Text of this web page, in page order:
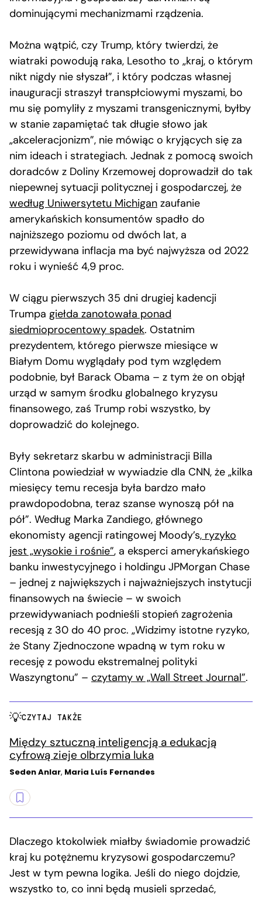
dominującymi mechanizmami rządzenia.
Można wątpić, czy Trump, który twierdzi, że
wiatraki powodują raka, Lesotho to „kraj, o którym
nikt nigdy nie słyszał”, i który podczas własnej
inauguracji straszył transpłciowymi myszami, bo
mu się pomyliły z myszami transgenicznymi, byłby
w stanie zapamiętać tak długie słowo jak
„akceleracjonizm”, nie mówiąc o kryjących się za
nim ideach i strategiach. Jednak z pomocą swoich
doradców z Doliny Krzemowej doprowadził do tak
niepewnej sytuacji politycznej i gospodarczej, że
według Uniwersytetu Michigan zaufanie
amerykańskich konsumentów spadło do
najniższego poziomu od dwóch lat, a
przewidywana inflacja ma być najwyższa od 2022
roku i wynieść 4,9 proc.
W ciągu pierwszych 35 dni drugiej kadencji
Trumpa giełda zanotowała ponad
siedmioprocentowy spadek. Ostatnim
prezydentem, którego pierwsze miesiące w
Białym Domu wyglądały pod tym względem
podobnie, był Barack Obama – z tym że on objął
urząd w samym środku globalnego kryzysu
finansowego, zaś Trump robi wszystko, by
doprowadzić do kolejnego.
Były sekretarz skarbu w administracji Billa
Clintona powiedział w wywiadzie dla CNN, że „kilka
miesięcy temu recesja była bardzo mało
prawdopodobna, teraz szanse wynoszą pół na
pół”. Według Marka Zandiego, głównego
ekonomisty agencji ratingowej Moody’s, ryzyko
jest „wysokie i rośnie”, a eksperci amerykańskiego
banku inwestycyjnego i holdingu JPMorgan Chase
– jednej z największych i najważniejszych instytucji
finansowych na świecie – w swoich
przewidywaniach podnieśli stopień zagrożenia
recesją z 30 do 40 proc. „Widzimy istotne ryzyko,
że Stany Zjednoczone wpadną w tym roku w
recesję z powodu ekstremalnej polityki
Waszyngtonu” – czytamy w „Wall Street Journal”.
CZYTAJ TAKŻE
Między sztuczną inteligencją a edukacją
cyfrową zieje olbrzymia luka
Seden Anlar, Maria Luís Fernandes
Dlaczego ktokolwiek miałby świadomie prowadzić
kraj ku potężnemu kryzysowi gospodarczemu?
Jest w tym pewna logika. Jeśli do niego dojdzie,
wszystko to, co inni będą musieli sprzedać,